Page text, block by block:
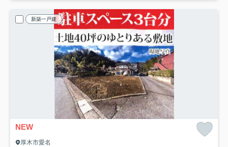
新築一戸建
NEW
厚木市愛名